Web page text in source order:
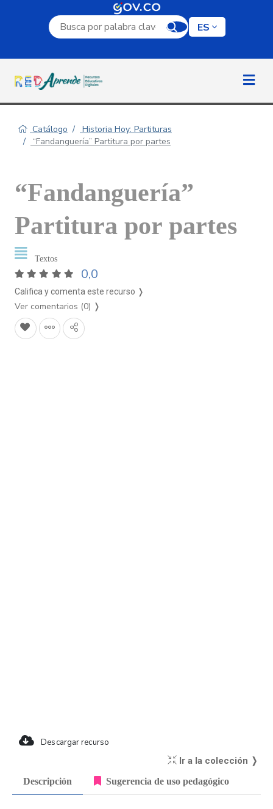
Campo de búsqueda por palabra clave
ES
Catálogo
Historia Hoy: Partituras
“Fandanguería” Partitura por partes
“Fandanguería”
Partitura por partes
Textos
0,0
Califica y comenta este recurso ❭
Ver comentarios (0) ❭
Descargar recurso
Ir a la colección ❭
Descripción Sugerencia de uso pedagógico